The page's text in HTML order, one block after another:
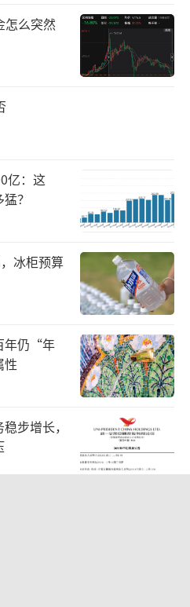
克莉丝汀一天可以生产1
万只面包每天被分送到6
乎销售一空。据说在高
上的“标配”。
史里程碑那一栏里，最
：港交所上市、成立20
一股”的克莉丝汀，在
亿元，公司市值也一度
曾骄傲地传达他对克莉
持用最好的原料，比如
力，即使成本高也要保
别。”
务
高纪录是全国1052家门
怎么突然
亿：这
？
冰柜预算
年仍“年
性
步增长，